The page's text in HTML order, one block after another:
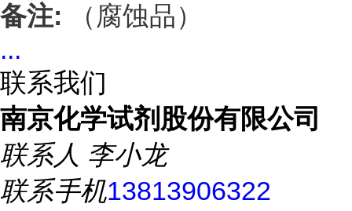
备注:
（腐蚀品）
...
联系我们
南京化学试剂股份有限公司
联系人 李小龙
联系手机13813906322